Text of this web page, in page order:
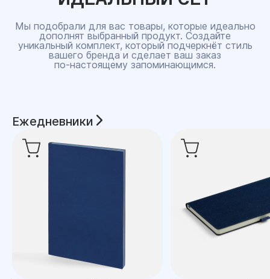
Мы подобрали для вас товары, которые идеально
дополнят выбранный продукт. Создайте
уникальный комплект, который подчеркнёт стиль
вашего бренда и сделает ваш заказ
по‑настоящему запоминающимся.
Ежедневники